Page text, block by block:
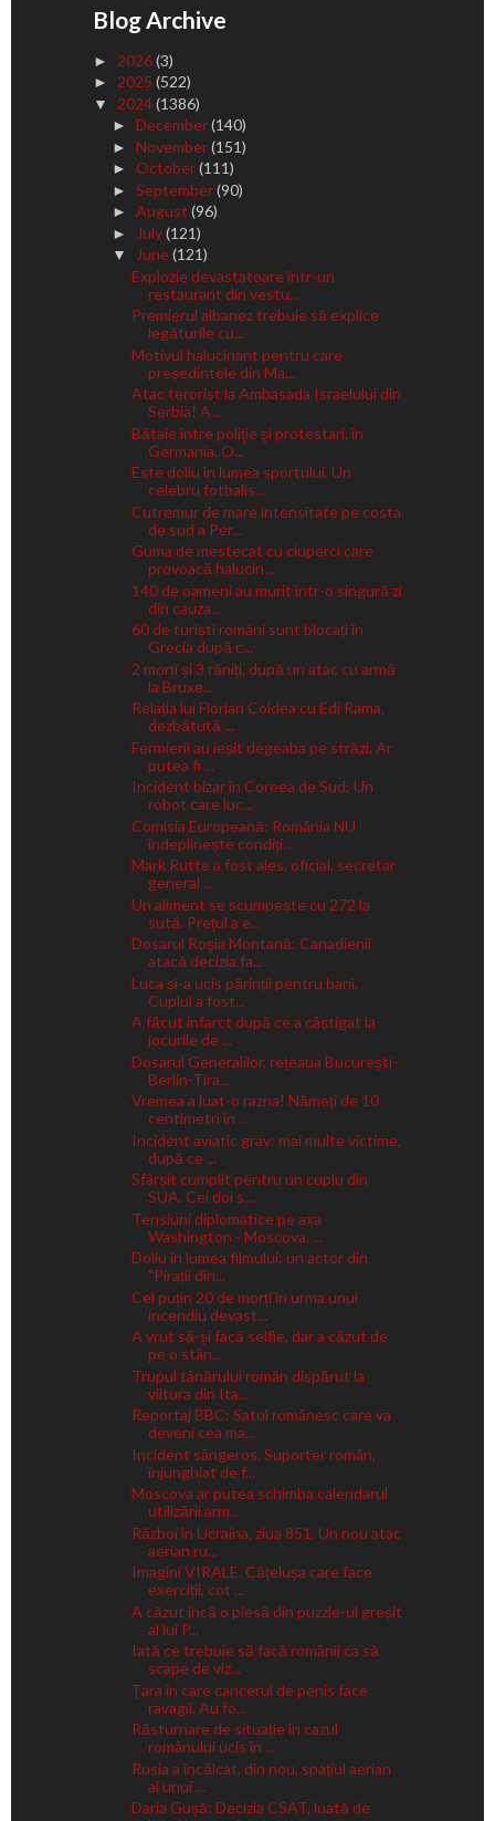
Blog Archive
► 2026(3)
► 2025 (522)
▼ 2024(1386)
► December(140)
► November(151)
► October(111)
► September(90)
► August (96)
► July(121)
▼ June(121)
Explozie devastatoare într-un
restaurant din vestu...
Premierul albanez trebuie să explice
legăturile cu...
Motivul halucinant pentru care
președintele din Ma...
Atac terorist la Ambasada Israelului din
Serbia! A...
Bătaie între poliţie şi protestari, în
Germania. O...
Este doliu în lumea sportului. Un
celebru fotbalis...
Cutremur de mare intensitate pe costa
de sud a Per...
Guma de mestecat cu ciuperci care
provoacă halucin...
140 de oameni au murit într-o singură zi
din cauza...
60 de turiști români sunt blocați în
Grecia după c...
2 morți și 3 răniți, după un atac cu armă
la Bruxe...
Relația lui Florian Coldea cu Edi Rama,
dezbătută ...
Fermierii au ieșit degeaba pe străzi. Ar
putea fi ...
Incident bizar în Coreea de Sud: Un
robot care luc...
Comisia Europeană: România NU
îndeplinește condiți...
Mark Rutte a fost ales, oficial, secretar
general ...
Un aliment se scumpește cu 272 la
sută. Prețul a e...
Dosarul Roşia Montană: Canadienii
atacă decizia fa...
Luca și-a ucis părinții pentru bani.
Cuplul a fost...
A făcut infarct după ce a câștigat la
jocurile de ...
Dosarul Generalilor, rețeaua București-
Berlin-Tira...
Vremea a luat-o razna! Nămeți de 10
centimetri în ...
Incident aviatic grav: mai multe victime,
după ce ...
Sfârșit cumplit pentru un cuplu din
SUA. Cei doi s...
Tensiuni diplomatice pe axa
Washington - Moscova. ...
Doliu în lumea filmului: un actor din
"Pirații din...
Cel puțin 20 de morți în urma unui
incendiu devast...
A vrut să-și facă selfie, dar a căzut de
pe o stân...
Trupul tânărului român dispărut la
viitura din Ita...
Reportaj BBC: Satul românesc care va
deveni cea ma...
Incident sângeros. Suporter român,
înjunghiat de f...
Moscova ar putea schimba calendarul
utilizării arm...
Război în Ucraina, ziua 851. Un nou atac
aerian ru...
Imagini VIRALE. Cățelușa care face
exerciții, cot ...
A căzut încă o piesă din puzzle-ul greșit
al lui P...
Iată ce trebuie să facă românii ca să
scape de viz...
Țara în care cancerul de penis face
ravagii. Au fo...
Răsturnare de situație în cazul
românului ucis în ...
Rusia a încălcat, din nou, spațiul aerian
al unui ...
Daria Gușă: Decizia CSAT, luată de